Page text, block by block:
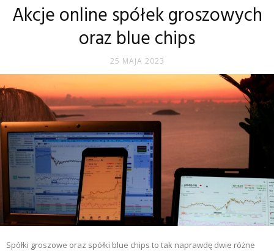
Akcje online spółek groszowych
oraz blue chips
25 MAJA 2023
Spółki groszowe oraz spółki blue chips to tak naprawdę dwie różne